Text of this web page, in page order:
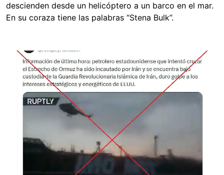
descienden desde un helicóptero a un barco en el mar.
En su coraza tiene las palabras “Stena Bulk”.
Image